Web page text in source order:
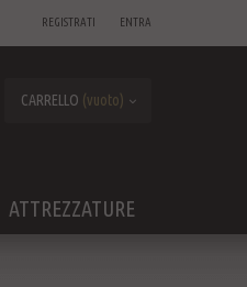
ENTRA
REGISTRATI
CARRELLO (vuoto)
ATTREZZATURE